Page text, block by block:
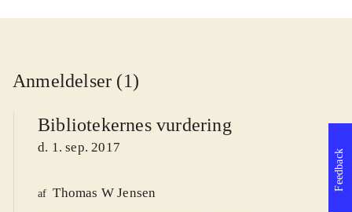
Anmeldelser (1)
Bibliotekernes vurdering
d. 1. sep. 2017
af Thomas W Jensen
Feedback